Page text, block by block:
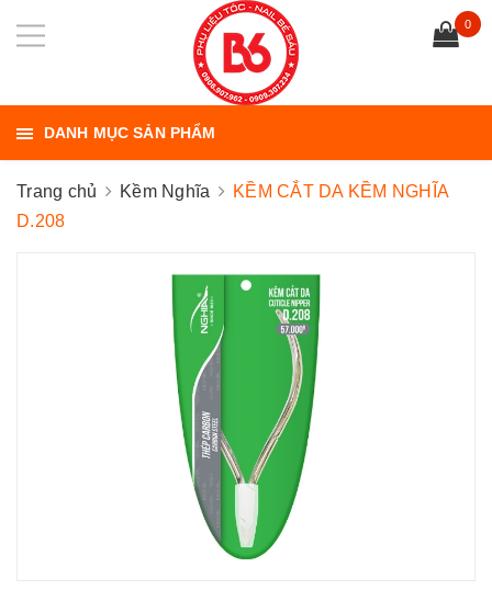
0
DANH MỤC SẢN PHẨM
Trang chủ Kềm Nghĩa
KỀM CẮT DA KỀM NGHĨA
D.208